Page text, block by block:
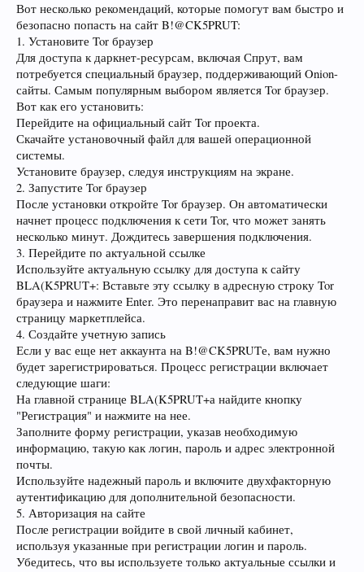
Вот несколько рекомендаций, которые помогут вам быстро и
безопасно попасть на сайт B!@CK5PRUT:
1. Установите Tor браузер
Для доступа к даркнет-ресурсам, включая Спрут, вам
потребуется специальный браузер, поддерживающий Onion-
сайты. Самым популярным выбором является Tor браузер.
Вот как его установить:
Перейдите на официальный сайт Tor проекта.
Скачайте установочный файл для вашей операционной
системы.
Установите браузер, следуя инструкциям на экране.
2. Запустите Tor браузер
После установки откройте Tor браузер. Он автоматически
начнет процесс подключения к сети Tor, что может занять
несколько минут. Дождитесь завершения подключения.
3. Перейдите по актуальной ссылке
Используйте актуальную ссылку для доступа к сайту
BLA(K5PRUT+: Вставьте эту ссылку в адресную строку Tor
браузера и нажмите Enter. Это перенаправит вас на главную
страницу маркетплейса.
4. Создайте учетную запись
Если у вас еще нет аккаунта на B!@CK5PRUTе, вам нужно
будет зарегистрироваться. Процесс регистрации включает
следующие шаги:
На главной странице BLA(K5PRUT+а найдите кнопку
"Регистрация" и нажмите на нее.
Заполните форму регистрации, указав необходимую
информацию, такую как логин, пароль и адрес электронной
почты.
Используйте надежный пароль и включите двухфакторную
аутентификацию для дополнительной безопасности.
5. Авторизация на сайте
После регистрации войдите в свой личный кабинет,
используя указанные при регистрации логин и пароль.
Убедитесь, что вы используете только актуальные ссылки и